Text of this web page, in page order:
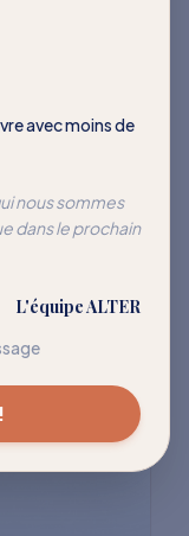
avec moins de
nous sommes
dans le prochain
L'équipe ALTER
qui
qui ont
pour cesser
courants.